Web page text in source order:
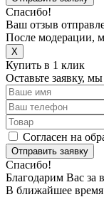
Спасибо!
Ваш отзыв
После модерации,
X
Купить в 1 клик
Оставьте заявку,
Согласен на
Отправить заявку
Спасибо!
Благодарим Вас за
В ближайшее